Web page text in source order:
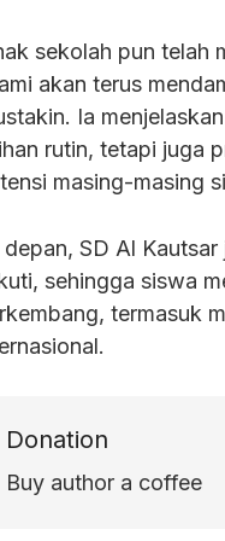
sekolah pun telah
akan terus
Ia
rutin, tetapi juga
masing-masing
depan, SD Al
sehingga siswa
termasuk
Donation
Buy author a coffee